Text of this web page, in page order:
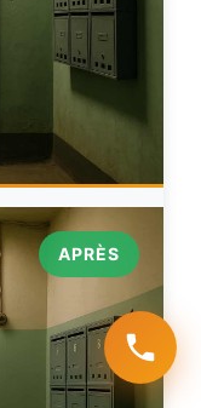
APRÈS